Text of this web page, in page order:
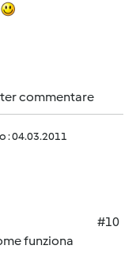
commentare
: 04.03.2011
#10
funziona